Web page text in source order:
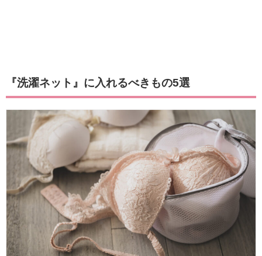
『洗濯ネット』に入れるべきもの5選